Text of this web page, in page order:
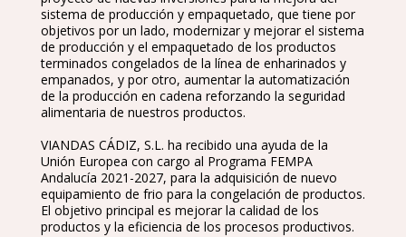
sistema de producción y empaquetado, que tiene por
objetivos por un lado, modernizar y mejorar el sistema
de producción y el empaquetado de los productos
terminados congelados de la línea de enharinados y
empanados, y por otro, aumentar la automatización
de la producción en cadena reforzando la seguridad
alimentaria de nuestros productos.
VIANDAS CÁDIZ, S.L. ha recibido una ayuda de la
Unión Europea con cargo al Programa FEMPA
Andalucía 2021-2027, para la adquisición de nuevo
equipamiento de frio para la congelación de productos.
El objetivo principal es mejorar la calidad de los
productos y la eficiencia de los procesos productivos.